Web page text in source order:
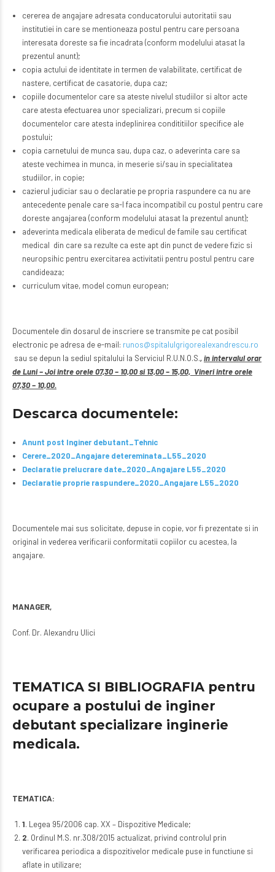
cererea de angajare adresata conducatorului autoritatii sau
institutiei in care se mentioneaza postul pentru care persoana
interesata doreste sa fie incadrata (conform modelului atasat la
prezentul anunt);
copia actului de identitate in termen de valabilitate, certificat de
nastere, certificat de casatorie, dupa caz;
copiile documentelor care sa ateste nivelul studiilor si altor acte
care atesta efectuarea unor specializari, precum si copiile
documentelor care atesta indeplinirea condititiilor specifice ale
postului;
copia carnetului de munca sau, dupa caz, o adeverinta care sa
ateste vechimea in munca, in meserie si/sau in specialitatea
studiilor, in copie;
cazierul judiciar sau o declaratie pe propria raspundere ca nu are
antecedente penale care sa-l faca incompatibil cu postul pentru care
doreste angajarea (conform modelului atasat la prezentul anunt);
adeverinta medicala eliberata de medicul de famile sau certificat
medical din care sa rezulte ca este apt din punct de vedere fizic si
neuropsihic pentru exercitarea activitatii pentru postul pentru care
candideaza;
curriculum vitae, model comun european;
Documentele din dosarul de inscriere se transmite pe cat posibil
electronic pe adresa de e-mail: runos@spitalulgrigorealexandrescu.ro
sau se depun la sediul spitalului la Serviciul R.U.N.O.S.,in intervalul orar
de Luni – Joi intre orele 07,30 – 10,00 si 13,00 – 15,00, Vineri intre orele
07,30 – 10,00.
Descarca documentele:
Anunt post Inginer debutant_Tehnic
Cerere_2020_Angajare detereminata_L55_2020
Declaratie prelucrare date_2020_Angajare L55_2020
Declaratie proprie raspundere_2020_Angajare L55_2020
Documentele mai sus solicitate, depuse in copie, vor fi prezentate si in
original in vederea verificarii conformitatii copiilor cu acestea, la
angajare.
MANAGER,
Conf. Dr. Alexandru Ulici
TEMATICA SI BIBLIOGRAFIA pentru
ocupare a postului de inginer
debutant specializare inginerie
medicala.
TEMATICA:
1. Legea 95/2006 cap. XX – Dispozitive Medicale;
2. Ordinul M.S. nr.308/2015 actualizat, privind controlul prin
verificarea periodica a dispozitivelor medicale puse in functiune si
aflate in utilizare;